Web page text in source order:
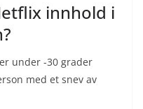
innhold i
under -30 grader
med et snev av